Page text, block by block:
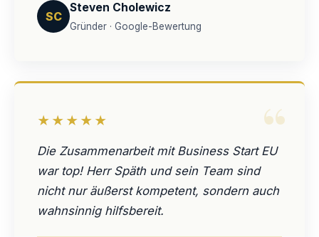
SC
Steven Cholewicz
Gründer · Google-Bewertung
“
★★★★★
Die Zusammenarbeit mit Business Start EU
war top! Herr Späth und sein Team sind
nicht nur äußerst kompetent, sondern auch
wahnsinnig hilfsbereit.